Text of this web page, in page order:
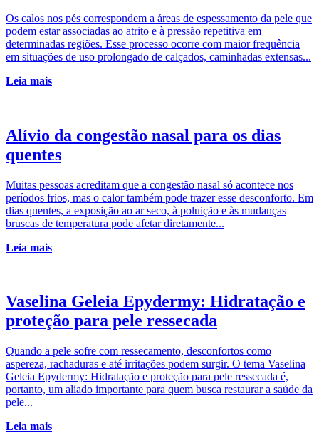
Os calos nos pés correspondem a áreas de espessamento da pele que
podem estar associadas ao atrito e à pressão repetitiva em
determinadas regiões. Esse processo ocorre com maior frequência
em situações de uso prolongado de calçados, caminhadas extensas...
Leia mais
Alívio da congestão nasal para os dias
quentes
Muitas pessoas acreditam que a congestão nasal só acontece nos
períodos frios, mas o calor também pode trazer esse desconforto. Em
dias quentes, a exposição ao ar seco, à poluição e às mudanças
bruscas de temperatura pode afetar diretamente...
Leia mais
Vaselina Geleia Epydermy: Hidratação e
proteção para pele ressecada
Quando a pele sofre com ressecamento, desconfortos como
aspereza, rachaduras e até irritações podem surgir. O tema Vaselina
Geleia Epydermy: Hidratação e proteção para pele ressecada é,
portanto, um aliado importante para quem busca restaurar a saúde da
pele...
Leia mais